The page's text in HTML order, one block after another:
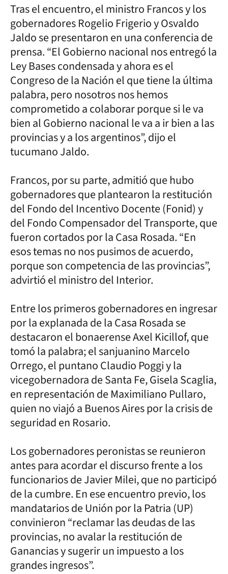
Tras el encuentro, el ministro Francos y los
gobernadores Rogelio Frigerio y Osvaldo
Jaldo se presentaron en una conferencia de
prensa. “El Gobierno nacional nos entregó la
Ley Bases condensada y ahora es el
Congreso de la Nación el que tiene la última
palabra, pero nosotros nos hemos
comprometido a colaborar porque si le va
bien al Gobierno nacional le va a ir bien a las
provincias y a los argentinos”, dijo el
tucumano Jaldo.
Francos, por su parte, admitió que hubo
gobernadores que plantearon la restitución
del Fondo del Incentivo Docente (Fonid) y
del Fondo Compensador del Transporte, que
fueron cortados por la Casa Rosada. “En
esos temas no nos pusimos de acuerdo,
porque son competencia de las provincias”,
advirtió el ministro del Interior.
Entre los primeros gobernadores en ingresar
por la explanada de la Casa Rosada se
destacaron el bonaerense Axel Kicillof, que
tomó la palabra; el sanjuanino Marcelo
Orrego, el puntano Claudio Poggi y la
vicegobernadora de Santa Fe, Gisela Scaglia,
en representación de Maximiliano Pullaro,
quien no viajó a Buenos Aires por la crisis de
seguridad en Rosario.
Los gobernadores peronistas se reunieron
antes para acordar el discurso frente a los
funcionarios de Javier Milei, que no participó
de la cumbre. En ese encuentro previo, los
mandatarios de Unión por la Patria (UP)
convinieron “reclamar las deudas de las
provincias, no avalar la restitución de
Ganancias y sugerir un impuesto a los
grandes ingresos”.